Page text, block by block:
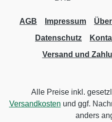
AGB Impressum
Datenschutz
Versand und
Alle Preise inkl.
Versandkosten und ggf.
anders